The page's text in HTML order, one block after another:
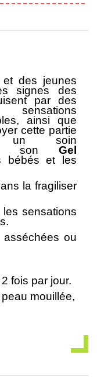
et des jeunes
signes des
par des
ainsi que
cette partie
soin
son Gel
bébés et les
la fragiliser
les sensations
asséchées ou
fois par jour.
mouillée,